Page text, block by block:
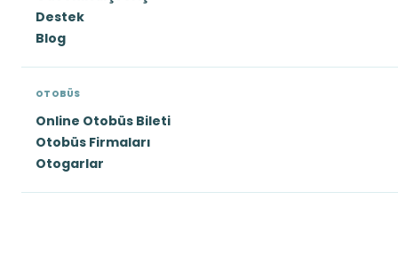
Destek
Blog
OTOBÜS
Online Otobüs Bileti
Otobüs Firmaları
Otogarlar